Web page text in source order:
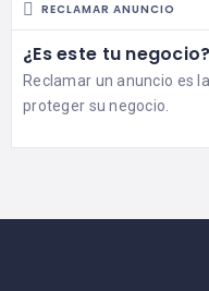
RECLAMAR ANUNCIO
¿Es este tu negocio?
Reclamar un anuncio es
proteger su negocio.